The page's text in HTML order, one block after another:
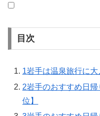
目次
1岩手は温泉旅行に大
2岩手のおすすめ日
位】